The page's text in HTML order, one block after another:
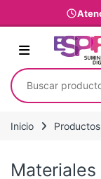
Ir al contenido
Buscar por:
Inicio